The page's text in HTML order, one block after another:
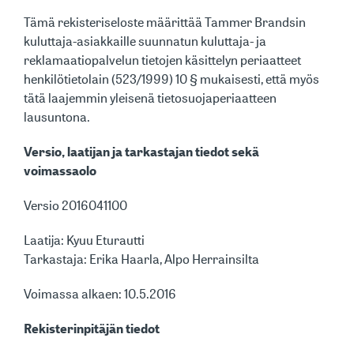
Tämä rekisteriseloste määrittää Tammer Brandsin
kuluttaja-asiakkaille suunnatun kuluttaja- ja
reklamaatiopalvelun tietojen käsittelyn periaatteet
henkilötietolain (523/1999) 10 § mukaisesti, että myös
tätä laajemmin yleisenä tietosuojaperiaatteen
lausuntona.
Versio, laatijan ja tarkastajan tiedot sekä
voimassaolo
Versio 2016041100
Laatija: Kyuu Eturautti
Tarkastaja: Erika Haarla, Alpo Herrainsilta
Voimassa alkaen: 10.5.2016
Rekisterinpitäjän tiedot